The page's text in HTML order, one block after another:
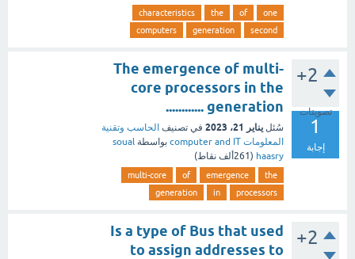
one
of
the
characteristics
second
generation
computers
+2
تصويتات
1
إجابة
The emergence of multi-
core processors in the
............ generation
سُئل يناير 21، 2023 في تصنيف الحاسب وتقنية
المعلومات computer and IT
بواسطة soual
haasry
( 261ألف نقاط)
the
emergence
of
multi-core
processors
in
generation
+2
Is a type of Bus that used
to assign addresses to